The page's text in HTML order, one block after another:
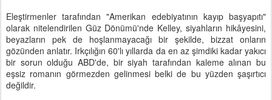
Eleştirmenler tarafından "Amerikan edebiyatının kayıp başyapıtı"
olarak nitelendirilen Güz Dönümü'nde Kelley, siyahların hikâyesini,
beyazların pek de hoşlanmayacağı bir şekilde, bizzat onların
gözünden anlatır. Irkçılığın 60'lı yıllarda da en az şimdiki kadar yakıcı
bir sorun olduğu ABD'de, bir siyah tarafından kaleme alınan bu
eşsiz romanın görmezden gelinmesi belki de bu yüzden şaşırtıcı
değildir.